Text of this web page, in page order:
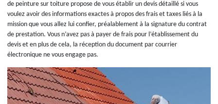
de peinture sur toiture propose de vous établir un devis détaillé si vous
voulez avoir des informations exactes à propos des frais et taxes liés à la
mission que vous allez lui confier, préalablement à la signature du contrat
de prestation. Vous n’avez pas à payer de frais pour l’établissement du
devis et en plus de cela, la réception du document par courrier
électronique ne vous engage pas.